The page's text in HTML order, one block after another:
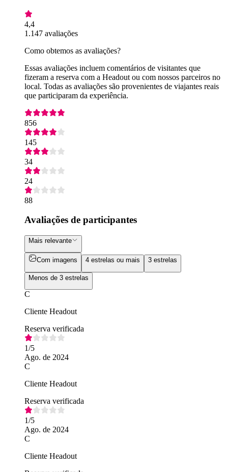
4,4
1.147 avaliações
Como obtemos as avaliações?
Essas avaliações incluem comentários de visitantes que
fizeram a reserva com a Headout ou com nossos parceiros no
local. Todas as avaliações são provenientes de viajantes reais
que participaram da experiência.
856
145
34
24
88
Avaliações de participantes
Mais relevante
Com imagens 4 estrelas ou mais 3 estrelas
Menos de 3 estrelas
C
Cliente Headout
Reserva verificada
1/5
Ago. de 2024
C
Cliente Headout
Reserva verificada
1/5
Ago. de 2024
C
Cliente Headout